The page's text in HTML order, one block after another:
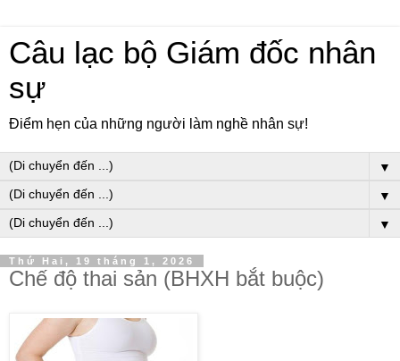
Câu lạc bộ Giám đốc nhân
sự
Điểm hẹn của những người làm nghề nhân sự!
▼
▼
▼
Thứ Hai, 19 tháng 1, 2026
Chế độ thai sản (BHXH bắt buộc)